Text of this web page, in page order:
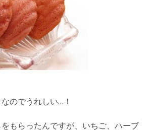
のでうれしい…！
もらったんですが、いちご、ハーブ